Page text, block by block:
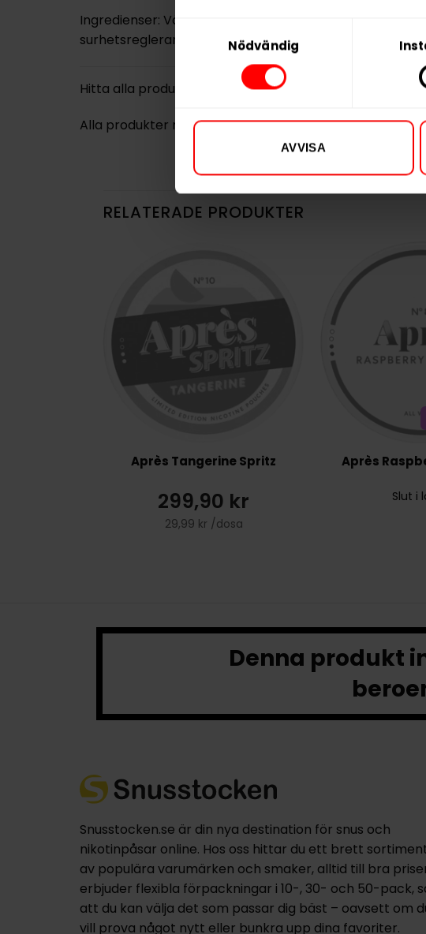
Samtyckesval
Nödvändig
AVVISA
Ingredienser: Växtfiber, vatten, nikotin,
surhetsreglerande medel, aromer.
Hitta alla produkter från
ZONE
Alla produkter med smakenBär,Frukt
RELATERADE PRODUKTER
Après Tangerine Spritz
299,90 kr
29,99 kr /dosa
Après
Slut i
Denna produkt
Snusstocken.se är din nya destination för snus och
nikotinpåsar online. Hos oss hittar du ett brett
av populära varumärken och smaker, alltid till bra
erbjuder flexibla förpackningar i 10-, 30- och 50-pack,
att du kan välja det som passar dig bäst – oavsett om
vill prova något nytt eller bunkra upp dina favoriter.